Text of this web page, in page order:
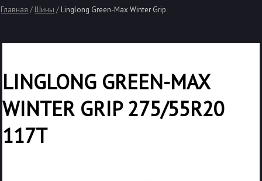
Главная / Шины / Linglong Green-Max Winter Grip
LINGLONG GREEN-MAX
WINTER GRIP 275/55R20
117T